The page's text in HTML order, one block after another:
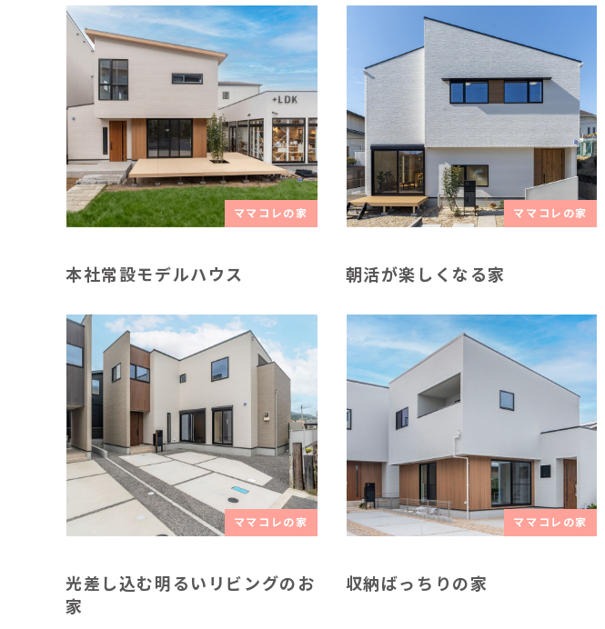
ママコレの家
本社常設モデルハウス
ママコレの家
朝活が楽しくなる家
ママコレの家
光差し込む明るいリビングのお
家
ママコレの家
収納ばっちりの家